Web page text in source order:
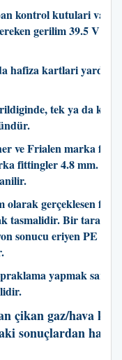
kontrol kutulari
gerilim 39.5 V
hafiza kartlari yardimi
tek ya da
ve Frialen marka
fittingler 4.8 mm.
gerçeklesen
tasmalidir. Bir tarafin
sonucu eriyen PE nin
yapmak
çikan gaz/hava
sonuçlardan